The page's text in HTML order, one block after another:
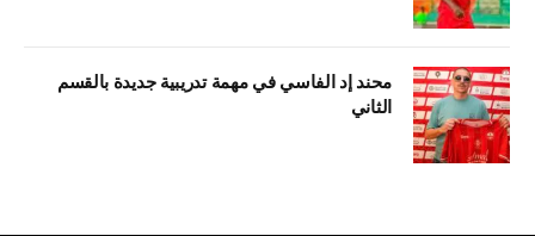
محند إد الفاسي في مهمة تدريبية جديدة بالقسم
الثاني